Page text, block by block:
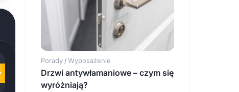
Porady / Wyposażenie
Drzwi antywłamaniowe – czym się
wyróżniają?